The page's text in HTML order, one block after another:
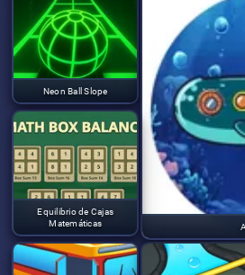
Neon Ball Slope
Equilibrio de Cajas
Matemáticas